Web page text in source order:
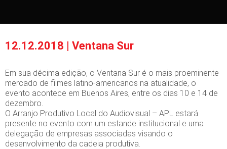
12.12.2018 | Ventana Sur
Em sua décima edição, o Ventana Sur é o mais proeminente
mercado de filmes latino-americanos na atualidade, o
evento acontece em Buenos Aires, entre os dias 10 e 14 de
dezembro.
O Arranjo Produtivo Local do Audiovisual – APL estará
presente no evento com um estande institucional e uma
delegação de empresas associadas visando o
desenvolvimento da cadeia produtiva.